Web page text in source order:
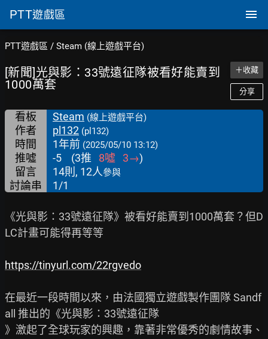
PTT遊戲區
PTT遊戲區 / Steam (線上遊戲平台)
[新聞]光與影：33號遠征隊被看好能賣到
1000萬套
＋收藏
分享
看板 Steam (線上遊戲平台)
作者 pl132 (pl132)
時間 1年前 (2025/05/10 13:12)
推噓 -5 (3推 8噓 3→)
留言
14則, 12人參與
討論串 1/1
《光與影：33號遠征隊》被看好能賣到1000萬套？但D
LC計畫可能得再等等
https://tinyurl.com/22rgvedo
在最近一段時間以來，由法國獨立遊戲製作團隊 Sandf
all 推出的《光與影：33號遠征隊
》激起了全球玩家的興趣，靠著非常優秀的劇情故事、